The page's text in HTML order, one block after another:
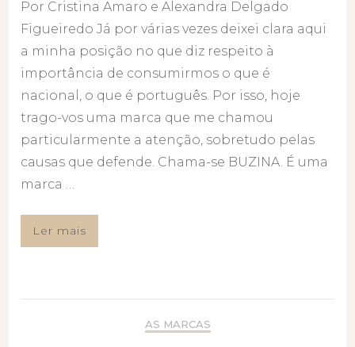
Por Cristina Amaro e Alexandra Delgado
Figueiredo Já por várias vezes deixei clara aqui
a minha posição no que diz respeito à
importância de consumirmos o que é
nacional, o que é português. Por isso, hoje
trago-vos uma marca que me chamou
particularmente a atenção, sobretudo pelas
causas que defende. Chama-se BUZINA. É uma
marca …
Ler mais
AS MARCAS